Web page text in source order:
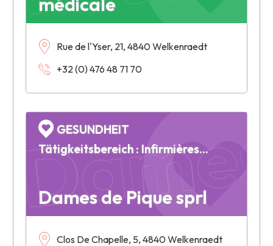
Rue de l'Yser, 21, 4840 Welkenraedt
+32 (0) 476 48 71 70
Dames de Pique sprl
GESUNDHEIT
Tätigkeitsbereich : Infirmières et soins à domicile
Clos De Chapelle, 5, 4840 Welkenraedt